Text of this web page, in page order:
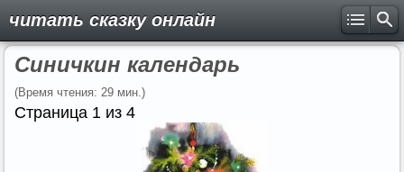
читать сказку онлайн
Синичкин календарь
(Время чтения: 29 мин.)
Страница 1 из 4